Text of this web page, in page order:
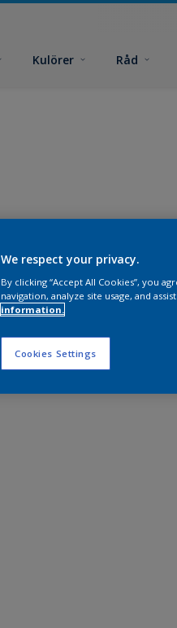
Kulörer Råd
We respect your privacy.
By clicking “Accept All Cookies”, you
navigation, analyze site usage, and
information.
Cookies Settings